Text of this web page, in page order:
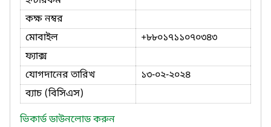
কক্ষ নম্বর
মোবাইল
+৮৮০১৭১১০৭০৩৪৩
ফ্যাক্স
যোগদানের তারিখ
১৩-০২-২০২৪
ব্যাচ (বিসিএস)
ভিকার্ড ডাউনলোড করুন